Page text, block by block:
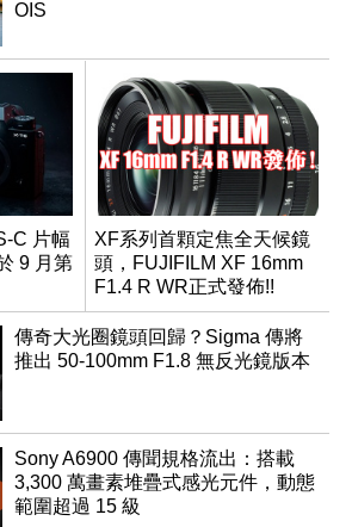
OIS
C 片幅
9 月第
XF系列首顆定焦全天候鏡
頭，FUJIFILM XF 16mm
F1.4 R WR正式發佈!!
傳奇大光圈鏡頭回歸？Sigma 傳將
推出 50-100mm F1.8 無反光鏡版本
Sony A6900 傳聞規格流出：搭載
3,300 萬畫素堆疊式感光元件，動態
範圍超過 15 級